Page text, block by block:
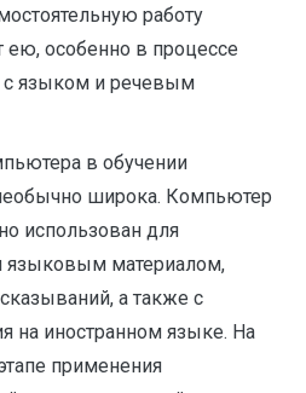
работу
ею, особенно в процессе
с языком и речевым
в обучении
широка. Компьютер
использован для
языковым материалом,
а также с
на иностранном языке. На
применения